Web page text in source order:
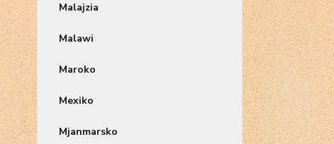
Malajzia
Malawi
Maroko
Mexiko
Mjanmarsko